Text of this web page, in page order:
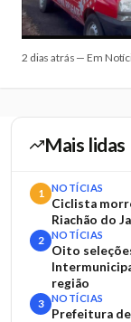
2 dias atrás — Em
Mais lidas
1 NOTÍCIAS
Ciclista
Riachão do
2 NOTÍCIAS
Oito
região
3 NOTÍCIAS
Prefeitura